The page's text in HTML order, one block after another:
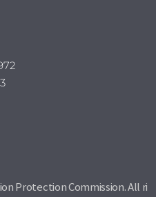
Protection Commission. All ri